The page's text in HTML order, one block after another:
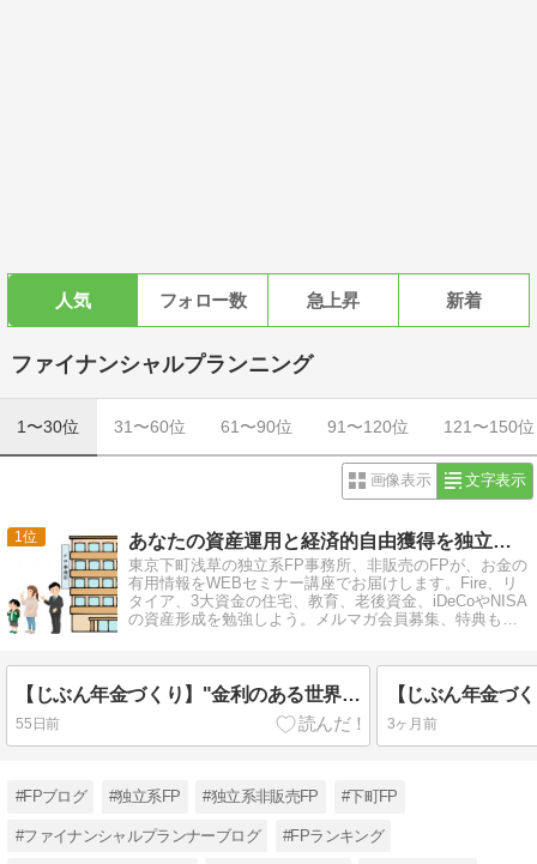
人気 フォロー数 急上昇 新着
ファイナンシャルプランニング
1〜30位 31〜60位 61〜90位 91〜120位 121〜150位
画像表示 文字表示
1 あなたの資産運用と経済的自由獲得を独立非販売ＦＰが応援
東京下町浅草の独立系FP事務所、非販売のFPが、お金の
有用情報をWEBセミナー講座でお届けします。Fire、リ
タイア、3大資金の住宅、教育、老後資金、iDeCoやNISA
の資産形成を勉強しよう。メルマガ会員募集、特典もた
【じぶん年金づくり】"金利のある世界"利回り5%超えの超長期既発国債も登場中、個人向け・新窓販国債はありか【FP事務所トータルサポート】
55日前 3ヶ月前
#FPブログ #独立系FP #独立系非販売FP #下町FP
#ファイナンシャルプランナーブログ #FPランキング